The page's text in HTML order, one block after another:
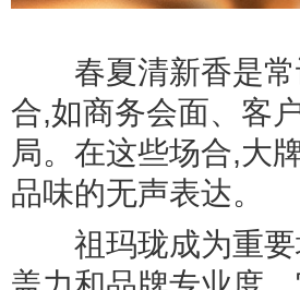
春夏清新香是常
合,如商务会面、客
局。在这些场合,大
品味的无声表达。
祖玛珑成为重要